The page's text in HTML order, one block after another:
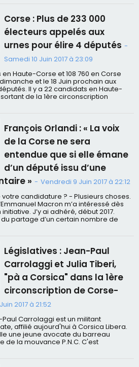
Corse : Plus de 233 000
électeurs appelés aux
urnes pour élire 4 députés -
Samedi 10 Juin 2017 à 23:09
Haute-Corse et 108 760 en Corse
et le 18 Juin prochain aux
Il y a 22 candidats en Haute-
de la 1ère circonscription
François Orlandi : « La voix
de la Corse ne sera
entendue que si elle émane
d’un député issu d’une
» - Vendredi 9 Juin 2017 à 22:12
candidature ? - Plusieurs choses.
Macron m’a intéressé dès
J’y ai adhéré, début 2017.
partage d’un certain nombre de
Législatives : Jean-Paul
Carrolaggi et Julia Tiberi,
"pà a Corsica" dans la 1ère
circonscription de Corse-
2017 à 21:52
Carrolaggi est un militant
affilié aujourd'hui à Corsica Libera.
une jeune avocate du barreau
de la mouvance P.N.C. C'est